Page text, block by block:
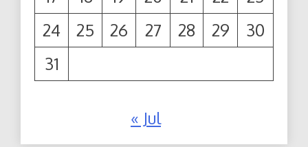
24
25 26 27 28 29
30
31
« Jul